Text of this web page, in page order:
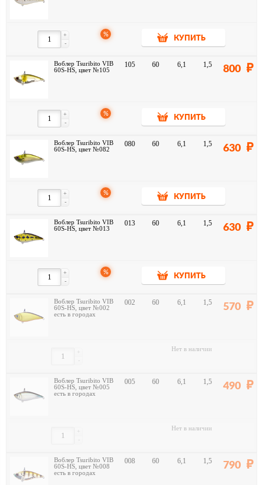
-
+ %
КУПИТЬ
Воблер Tsuribito VIB
60S-HS, цвет №105
105 60 6,1 1,5 800
-
+ %
КУПИТЬ
Воблер Tsuribito VIB
60S-HS, цвет №082
080 60 6,1 1,5 630
-
+ %
КУПИТЬ
Воблер Tsuribito VIB
60S-HS, цвет №013
013 60 6,1 1,5 630
-
+ %
КУПИТЬ
Воблер Tsuribito VIB
60S-HS, цвет №002
есть в городах
002 60 6,1 1,5 570
-
+ Нет в наличии
Воблер Tsuribito VIB
60S-HS, цвет №005
есть в городах
005 60 6,1 1,5 490
-
+ Нет в наличии
Воблер Tsuribito VIB
60S-HS, цвет №008
есть в городах
008 60 6,1 1,5 790